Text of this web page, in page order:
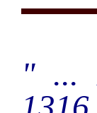
" ...